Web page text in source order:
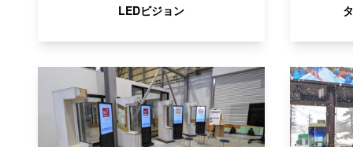
LEDビジョン